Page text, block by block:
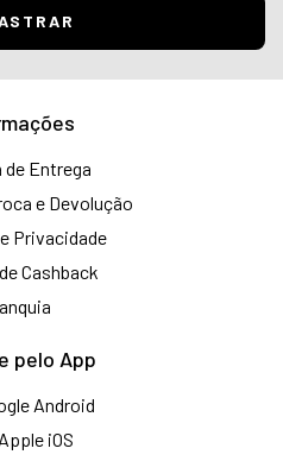
Entrega
e Devolução
Privacidade
Cashback
pelo App
Android
iOS